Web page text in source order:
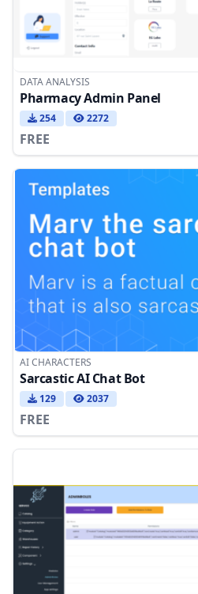
DATA ANALYSIS
Pharmacy Admin Panel
254 2272
FREE
AI CHARACTERS
Sarcastic AI Chat Bot
129 2037
FREE